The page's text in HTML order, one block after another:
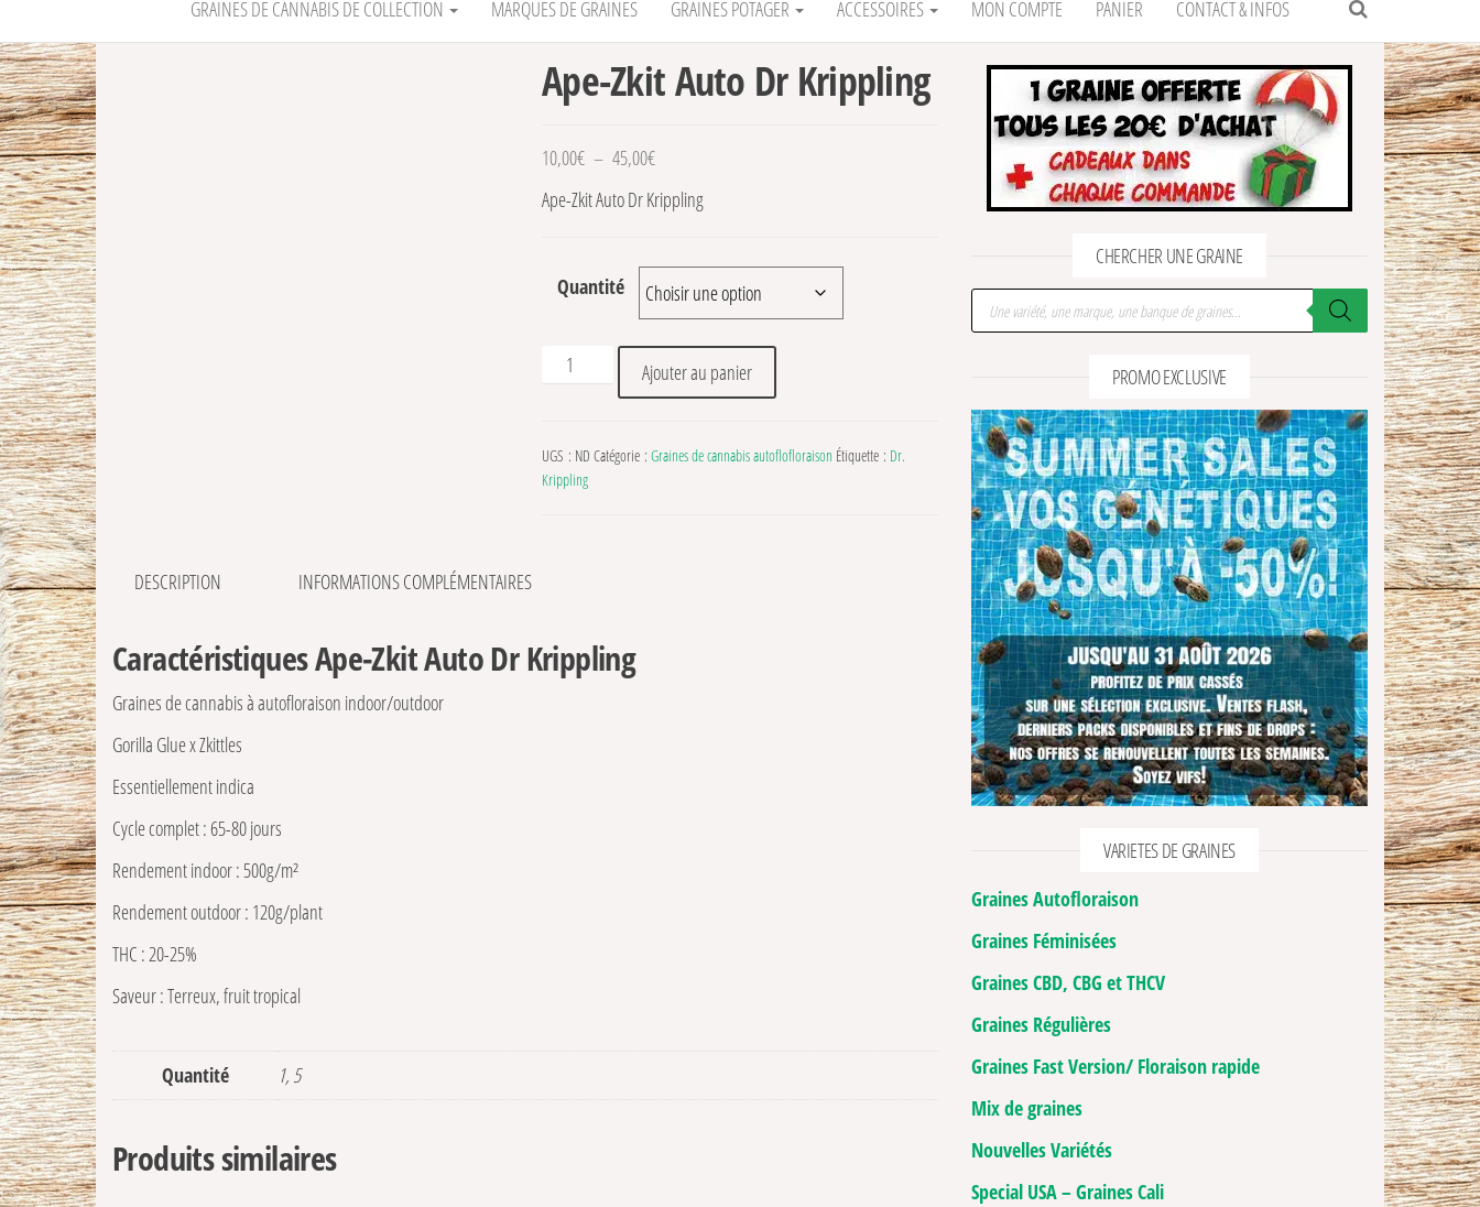
GRAINES DE CANNABIS DE COLLECTION MARQUES DE GRAINES GRAINES POTAGER ACCESSOIRES MON COMPTE PANIER CONTACT & INFOS
Ape-Zkit Auto Dr Krippling
10,00€ – 45,00€Plage de prix : 10,00€ à 45,00€
Ape-Zkit Auto Dr Krippling
Quantité
quantité de Ape-Zkit Auto Dr Krippling
Ajouter au panier
UGS : ND Catégorie : Graines de cannabis autoflofloraison Étiquette : Dr.
Krippling
DESCRIPTION INFORMATIONS COMPLÉMENTAIRES
Caractéristiques Ape-Zkit Auto Dr Krippling
Graines de cannabis à autofloraison indoor/outdoor
Gorilla Glue x Zkittles
Essentiellement indica
Cycle complet : 65-80 jours
Rendement indoor : 500g/m²
Rendement outdoor : 120g/plant
THC : 20-25%
Saveur : Terreux, fruit tropical
Quantité 1, 5
Produits similaires
CHERCHER UNE GRAINE
Recherche de produits
PROMO EXCLUSIVE
VARIETES DE GRAINES
Graines Autofloraison
Graines Féminisées
Graines CBD, CBG et THCV
Graines Régulières
Graines Fast Version/ Floraison rapide
Mix de graines
Nouvelles Variétés
Special USA – Graines Cali